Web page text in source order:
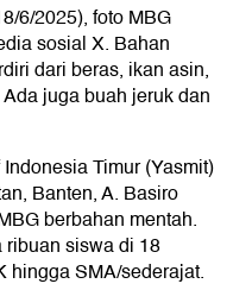
6/2025), foto MBG
sosial X. Bahan
dari beras, ikan asin,
juga buah jeruk dan
Timur (Yasmit)
Banten, A. Basiro
berbahan mentah.
siswa di 18
hingga SMA/sederajat.